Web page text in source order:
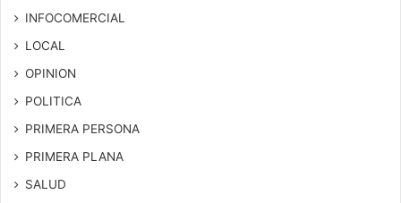
INFOCOMERCIAL
LOCAL
OPINION
POLITICA
PRIMERA PERSONA
PRIMERA PLANA
SALUD